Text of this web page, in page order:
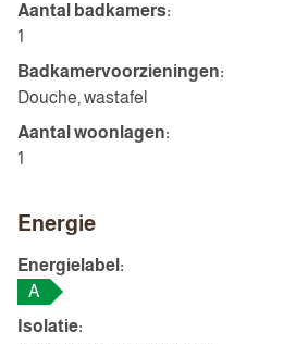
Aantal badkamers:
1
Badkamervoorzieningen:
Douche, wastafel
Aantal woonlagen:
1
Energie
Energielabel:
A
Isolatie: